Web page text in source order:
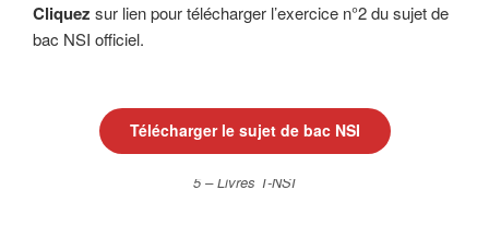
Cliquez sur lien pour télécharger l’exercice n°2 du sujet de
bac NSI officiel.
Télécharger le sujet de bac NSI
5 – Livres T-NSI